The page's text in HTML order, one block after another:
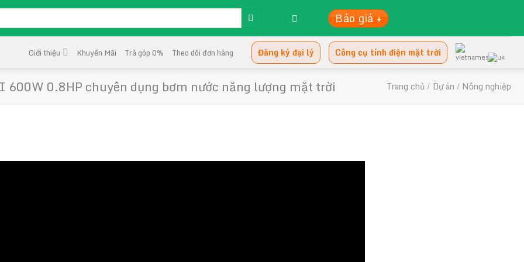
Báo giá +
Giới thiệu Khuyến Mãi Trả góp 0% Theo dõi đơn hàng Đăng ký đại lý Công cụ tính điện mặt trời
600W 0.8HP chuyên dụng bơm nước năng lượng mặt trời Trang chủ / Dự án / Nông nghiệp